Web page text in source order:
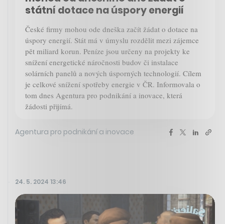
státní dotace na úspory energií
České firmy mohou ode dneška začít žádat o dotace na
úspory energií. Stát má v úmyslu rozdělit mezi zájemce
pět miliard korun. Peníze jsou určeny na projekty ke
snížení energetické náročnosti budov či instalace
solárních panelů a nových úsporných technologií. Cílem
je celkové snížení spotřeby energie v ČR. Informovala o
tom dnes Agentura pro podnikání a inovace, která
žádosti přijímá.
Agentura pro podnikání a inovace
24. 5. 2024 13:46